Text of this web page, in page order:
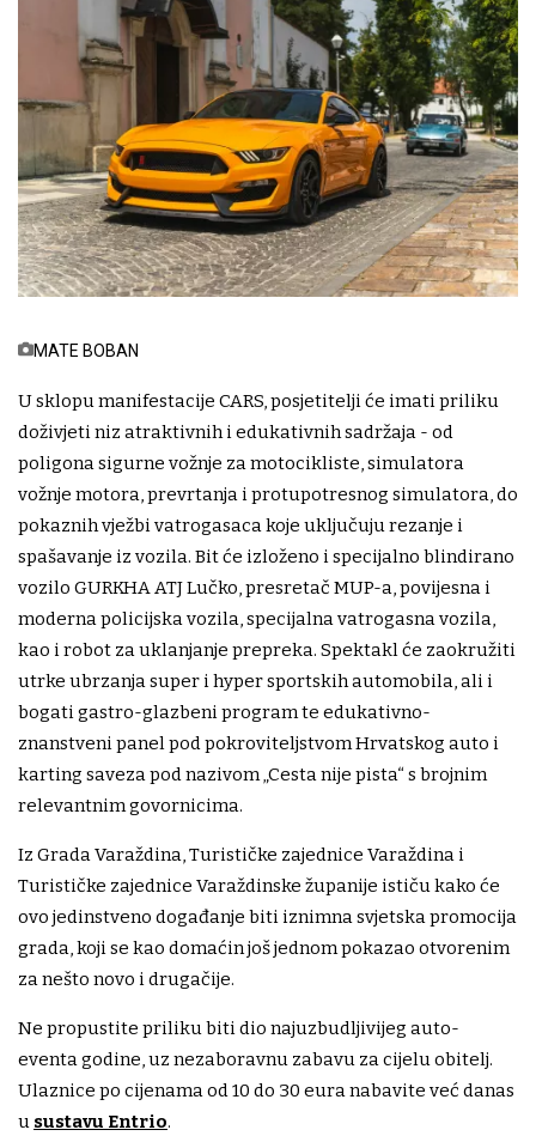
MATE BOBAN
U sklopu manifestacije CARS, posjetitelji će imati priliku
doživjeti niz atraktivnih i edukativnih sadržaja - od
poligona sigurne vožnje za motocikliste, simulatora
vožnje motora, prevrtanja i protupotresnog simulatora, do
pokaznih vježbi vatrogasaca koje uključuju rezanje i
spašavanje iz vozila. Bit će izloženo i specijalno blindirano
vozilo GURKHA ATJ Lučko, presretač MUP-a, povijesna i
moderna policijska vozila, specijalna vatrogasna vozila,
kao i robot za uklanjanje prepreka. Spektakl će zaokružiti
utrke ubrzanja super i hyper sportskih automobila, ali i
bogati gastro-glazbeni program te edukativno-
znanstveni panel pod pokroviteljstvom Hrvatskog auto i
karting saveza pod nazivom „Cesta nije pista“ s brojnim
relevantnim govornicima.
Iz Grada Varaždina, Turističke zajednice Varaždina i
Turističke zajednice Varaždinske županije ističu kako će
ovo jedinstveno događanje biti iznimna svjetska promocija
grada, koji se kao domaćin još jednom pokazao otvorenim
za nešto novo i drugačije.
Ne propustite priliku biti dio najuzbudljivijeg auto-
eventa godine, uz nezaboravnu zabavu za cijelu obitelj.
Ulaznice po cijenama od 10 do 30 eura nabavite već danas
u sustavu Entrio.